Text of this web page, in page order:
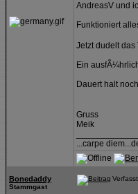
AndreasV und
Funktioniert
Jetzt dudelt
Ein
Dauert halt
Gruss
Meik
...carpe
Bonedaddy
Stammgast